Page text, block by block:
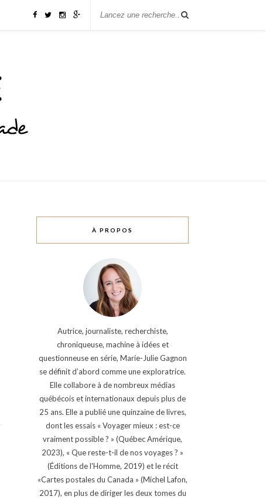
À PROPOS
Autrice, journaliste, recherchiste,
chroniqueuse, machine à idées et
questionneuse en série, Marie-Julie Gagnon
se définit d’abord comme une exploratrice.
Elle collabore à de nombreux médias
québécois et internationaux depuis plus de
25 ans. Elle a publié une quinzaine de livres,
dont les essais « Voyager mieux : est-ce
vraiment possible ? » (Québec Amérique,
2023), « Que reste-t-il de nos voyages ? »
(Éditions de l'Homme, 2019) et le récit
«Cartes postales du Canada » (Michel Lafon,
2017), en plus de diriger les deux tomes du